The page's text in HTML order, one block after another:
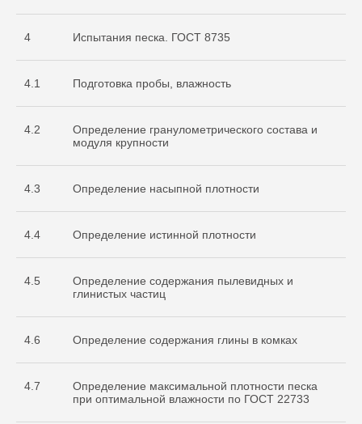
4 Испытания песка. ГОСТ 8735
4.1 Подготовка пробы, влажность
4.2
Определение гранулометрического состава и
модуля крупности
4.3 Определение насыпной плотности
4.4 Определение истинной плотности
4.5
Определение содержания пылевидных и
глинистых частиц
4.6 Определение содержания глины в комках
4.7
Определение максимальной плотности песка
при оптимальной влажности по ГОСТ 22733